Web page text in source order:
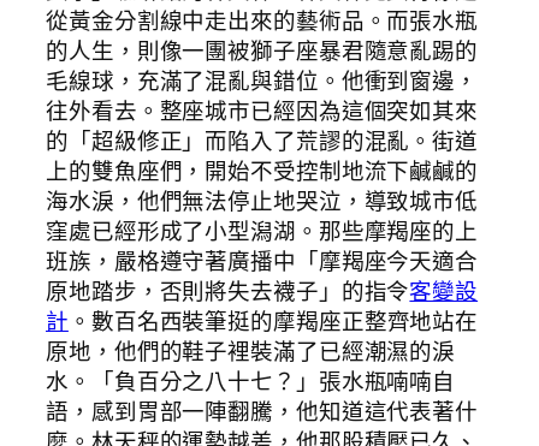
從黃金分割線中走出來的藝術品。而張水瓶
的人生，則像一團被獅子座暴君隨意亂踢的
毛線球，充滿了混亂與錯位。他衝到窗邊，
往外看去。整座城市已經因為這個突如其來
的「超級修正」而陷入了荒謬的混亂。街道
上的雙魚座們，開始不受控制地流下鹹鹹的
海水淚，他們無法停止地哭泣，導致城市低
窪處已經形成了小型潟湖。那些摩羯座的上
班族，嚴格遵守著廣播中「摩羯座今天適合
原地踏步，否則將失去襪子」的指令客變設
計 。數百名西裝筆挺的摩羯座正整齊地站在
原地，他們的鞋子裡裝滿了已經潮濕的淚
水。「負百分之八十七？」張水瓶喃喃自
語，感到胃部一陣翻騰，他知道這代表著什